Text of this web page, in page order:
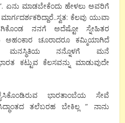
ಏನು ಮಾಡಬೇಕೆಂದು ಹೇಳಲು ಅವರಿಗೆ
ಕೆಲವು ಯುವಾ
ನನಗೆ ಅದೆಷ್ಟೋ ಸ್ನೇಹಿತರ
ಅಹಂಕಾರ ಚೂರಾದರೂ ಕಮ್ಮಿಯಾಗಿದೆ
ಮನಸ್ಥಿತಿಯ ನನ್ನೊಳಗೆ ಮನೆ
ಕಟ್ಟುವ ಕೆಲಸವನ್ನು ಮಾಡುವುದೇ
ಭಾರತಾಂಬೆಯ ಸೇವೆ
ತಲೆಬರಹ ಬೇಕಿಲ್ಲ ” ನಾನು